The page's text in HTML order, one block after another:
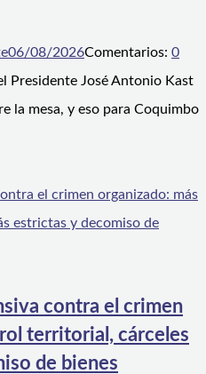
06/08/2026Comentarios: 0
Presidente José Antonio Kast
la mesa, y eso para Coquimbo
contra el crimen
territorial, cárceles
de bienes